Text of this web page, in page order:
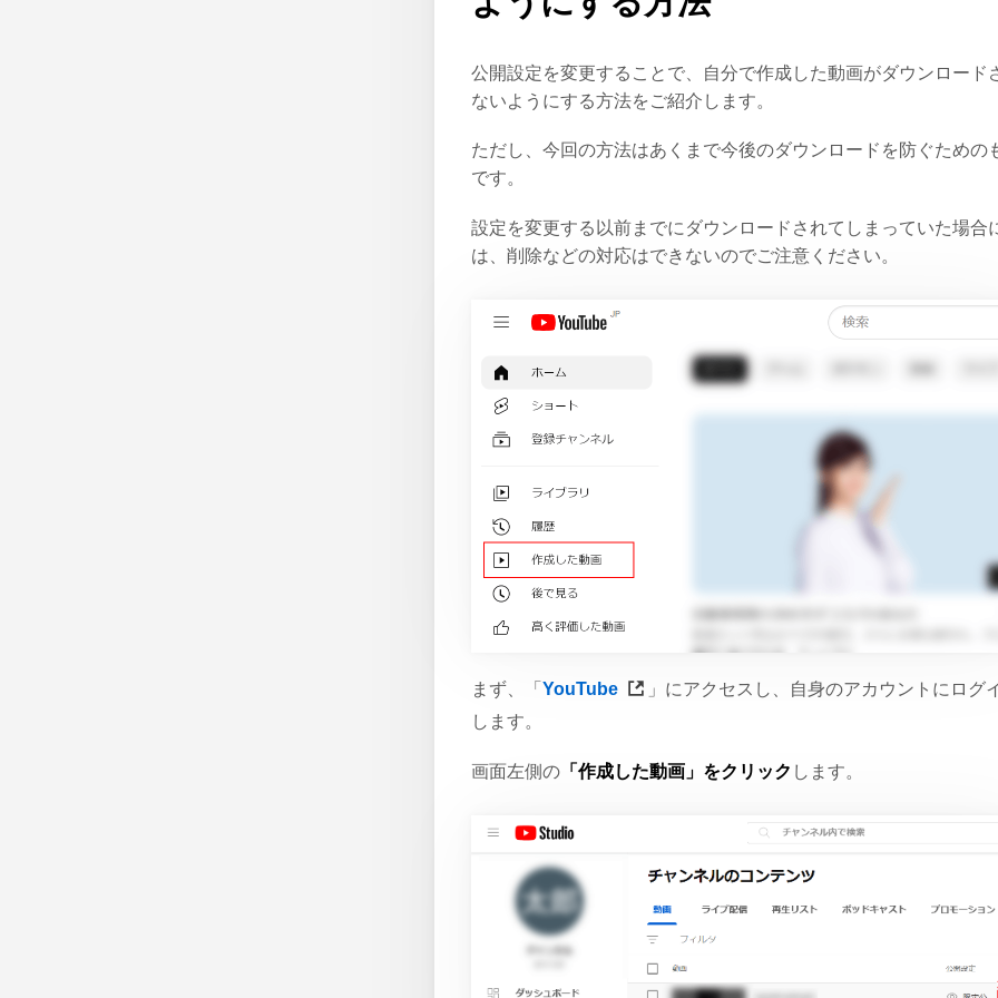
公開設定を変更することで、自分で作成した動画がダウンロード
ないようにする方法をご紹介します。
ただし、今回の方法はあくまで今後のダウンロードを防ぐための
です。
設定を変更する以前までにダウンロードされてしまっていた場合
は、削除などの対応はできないのでご注意ください。
まず、「YouTube
」にアクセスし、自身のアカウントにログ
します。
画面左側の 「作成した動画」をクリック します。